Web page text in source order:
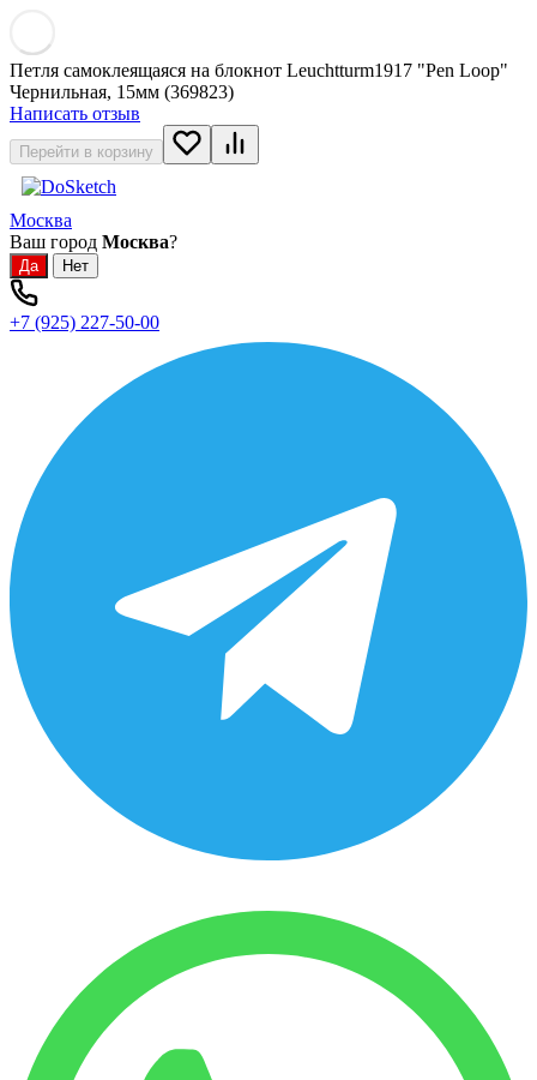
Петля самоклеящаяся на блокнот Leuchtturm1917 "Pen Loop"
Чернильная, 15мм (369823)
Написать отзыв
Перейти в корзину
Москва
Ваш город Москва?
+7 (925) 227-50-00